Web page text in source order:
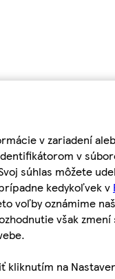
v zariadení
v
súhlas môžete
kedykoľvek v
voľby oznámime
však zmení
kliknutím na